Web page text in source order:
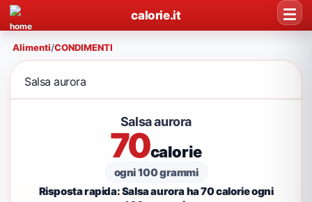
calorie.it
Alimenti/CONDIMENTI
Salsa aurora
Salsa aurora
70calorie
ogni 100 grammi
Risposta rapida: Salsa aurora ha 70 calorie ogni